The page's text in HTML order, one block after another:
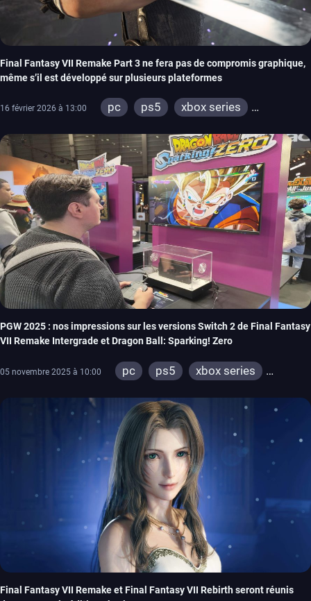
Final Fantasy VII Remake Part 3 ne fera pas de compromis graphique,
même s’il est développé sur plusieurs plateformes
16 février 2026 à 13:00 pc ps5
xbox series
PGW 2025 : nos impressions sur les versions Switch 2 de Final Fantasy
VII Remake Intergrade et Dragon Ball: Sparking! Zero
05 novembre 2025 à 10:00 pc ps5
xbox series
Final Fantasy VII Remake et Final Fantasy VII Rebirth seront réunis